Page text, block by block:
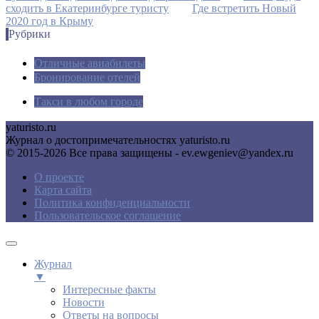
сходить в Екатеринбурге туристу
Где встретить Новый
2020 год в Крыму
Рубрики
Отличные авиабилеты
Бронирование отелей
Такси в любом городе
yaturisto.ru
Журнал о достопримечательностях yaturisto.ru
© 2015-2026 Все права защищены - ev.ewgeniev@yandex.ru
О проекте
Карта сайта
Политика конфиденциальности
Пользовательское соглашение
Журнал
▼
Интересные факты
Новости
Ответы на вопросы